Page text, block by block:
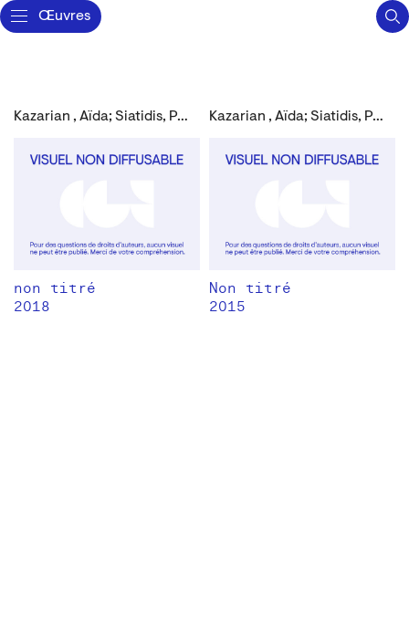
Œuvres
Kazarian , Aïda; Siatidis, Pana
non titré
2018
Kazarian , Aïda; Siatidis, Pana
Non titré
2015